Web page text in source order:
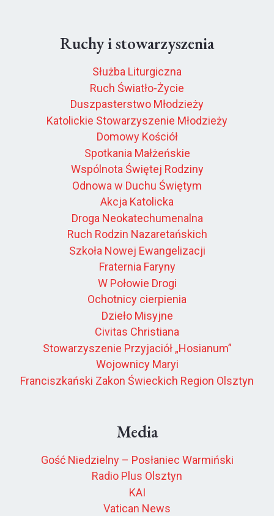
Ruchy i stowarzyszenia
Służba Liturgiczna
Ruch Światło-Życie
Duszpasterstwo Młodzieży
Katolickie Stowarzyszenie Młodzieży
Domowy Kościół
Spotkania Małżeńskie
Wspólnota Świętej Rodziny
Odnowa w Duchu Świętym
Akcja Katolicka
Droga Neokatechumenalna
Ruch Rodzin Nazaretańskich
Szkoła Nowej Ewangelizacji
Fraternia Faryny
W Połowie Drogi
Ochotnicy cierpienia
Dzieło Misyjne
Civitas Christiana
Stowarzyszenie Przyjaciół „Hosianum”
Wojownicy Maryi
Franciszkański Zakon Świeckich Region Olsztyn
Media
Gość Niedzielny – Posłaniec Warmiński
Radio Plus Olsztyn
KAI
Vatican News